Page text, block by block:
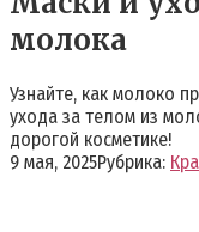
молока
Узнайте, как молоко
ухода за телом из
дорогой косметике!
9 мая, 2025Рубрика: